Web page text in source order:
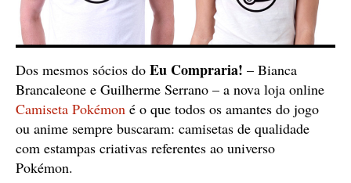
Dos mesmos sócios do Eu Compraria! – Bianca
Brancaleone e Guilherme Serrano – a nova loja online
Camiseta Pokémon é o que todos os amantes do jogo
ou anime sempre buscaram: camisetas de qualidade
com estampas criativas referentes ao universo
Pokémon.